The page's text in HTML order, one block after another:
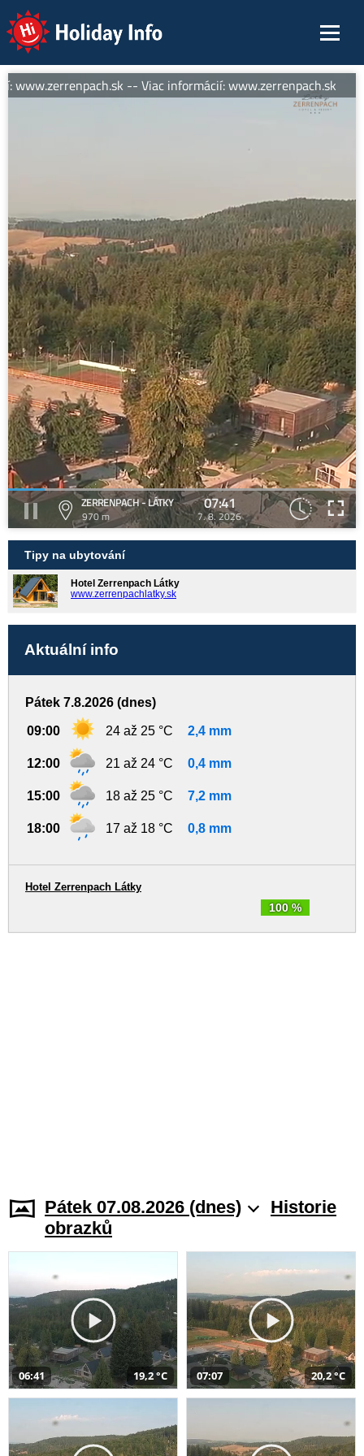
Holiday Info
www.zerrenpach.sk -- Viac informácií: www.zerrenpach.sk
ZERRENPACH - LÁTKY
970 m
07:41
7. 8. 2026
Tipy na ubytování
Hotel Zerrenpach Látky
www.zerrenpachlatky.sk
Aktuální info
Pátek 7.8.2026 (dnes)
09:00 24 až 25 °C 2,4 mm
12:00 21 až 24 °C 0,4 mm
15:00 18 až 25 °C 7,2 mm
18:00 17 až 18 °C 0,8 mm
100 %
Hotel Zerrenpach Látky
Pátek 07.08.2026 (dnes)
Historie
obrazků
06:41 19,2 °C 07:07 20,2 °C